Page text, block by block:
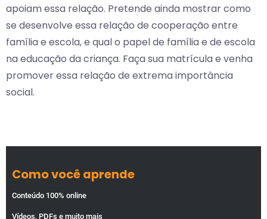
apoiam essa relação. Pretende ainda mostrar como
se desenvolve essa relação de cooperação entre
família e escola, e qual o papel de família e de escola
na educação da criança. Faça sua matrícula e venha
promover essa relação de extrema importância
social.
Como você aprende
Conteúdo 100% online
Vídeos, PDFs e muito mais